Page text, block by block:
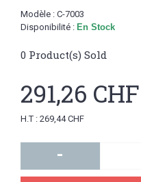
Modèle : C-7003
Disponibilité : En Stock
0 Product(s) Sold
291,26 CHF
H.T : 269,44 CHF
-